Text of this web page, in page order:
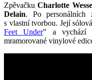
ZpěvačkuCharlotte
Delain. Po personálních
s vlastní tvorbou. Její
Feet Under” a vychází
mramorované vinylové